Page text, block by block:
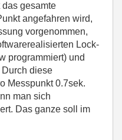
gesamte
angefahren wird,
vorgenommen,
Lock-
programmiert) und
diese
Messpunkt 0.7sek.
man sich
Das ganze soll im